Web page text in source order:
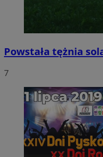
Powstała tężnia
7